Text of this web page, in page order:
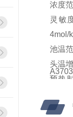
浓度
灵敏
4mol/
池温
头温
预热
注射